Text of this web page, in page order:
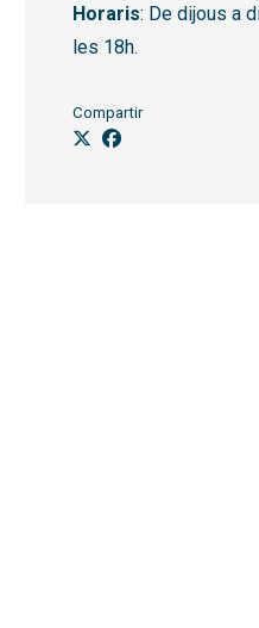
Horaris: De dijous a
les 18h.
Compartir